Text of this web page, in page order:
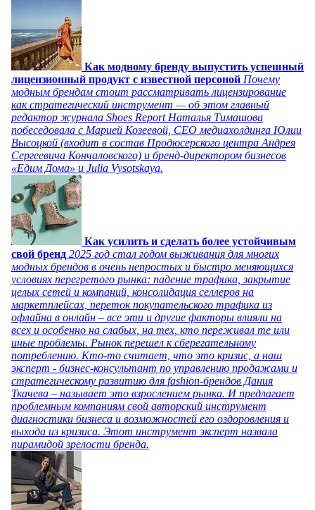
Как модному бренду выпустить успешный
лицензионный продукт с известной персоной Почему
модным брендам стоит рассматривать лицензирование
как стратегический инструмент — об этом главный
редактор журнала Shoes Report Наталья Тимашова
побеседовала с Марией Козеевой, СЕО медиахолдинга Юлии
Высоцкой (входит в состав Продюсерского центра Андрея
Сергеевича Кончаловского) и бренд-директором бизнесов
«Едим Дома» и Julia Vysotskaya.
Как усилить и сделать более устойчивым
свой бренд 2025 год стал годом выживания для многих
модных брендов в очень непростых и быстро меняющихся
условиях перегретого рынка: падение трафика, закрытие
целых сетей и компаний, консолидация селлеров на
маркетплейсах, переток покупательского трафика из
офлайна в онлайн – все эти и другие факторы влияли на
всех и особенно на слабых, на тех, кто переживал те или
иные проблемы. Рынок перешел к сберегательному
потреблению. Кто-то считает, что это кризис, а наш
эксперт - бизнес-консультант по управлению продажами и
стратегическому развитию для fashion-брендов Дания
Ткачева – называет это взрослением рынка. И предлагает
проблемным компаниям свой авторский инструмент
диагностики бизнеса и возможностей его оздоровления и
выхода из кризиса. Этот инструмент эксперт назвала
пирамидой зрелости бренда.